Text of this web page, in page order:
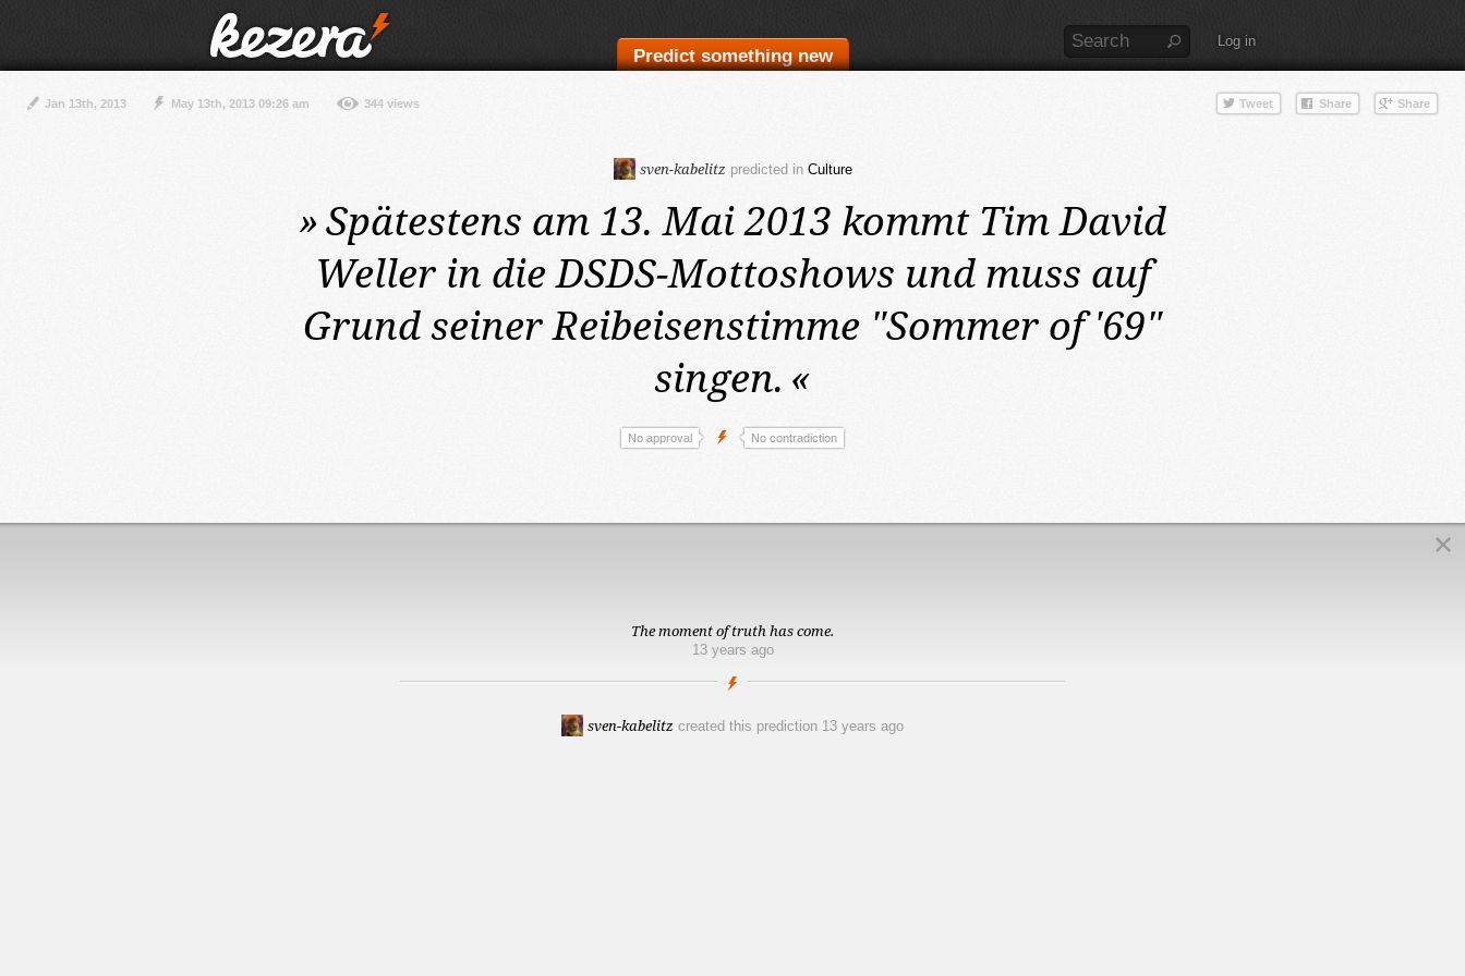
Predict something new
Log in
Jan 13th, 2013 May 13th, 2013 09:26 am 344 views
sven-kabelitz predicted in Culture
»Spätestens am 13. Mai 2013 kommt Tim David
Weller in die DSDS-Mottoshows und muss auf
Grund seiner Reibeisenstimme "Sommer of '69"
singen. «
No approval No contradiction
The moment of truth has come.
13 years ago
sven-kabelitz created this prediction 13 years ago